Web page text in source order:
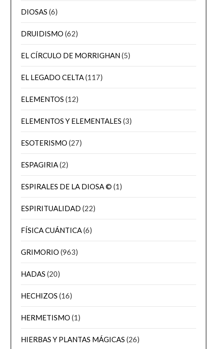
DIOSAS (6)
DRUIDISMO (62)
EL CÍRCULO DE MORRIGHAN(5)
EL LEGADO CELTA(117)
ELEMENTOS (12)
ELEMENTOS Y ELEMENTALES (3)
ESOTERISMO (27)
ESPAGIRIA(2)
ESPIRALES DE LA DIOSA © (1)
ESPIRITUALIDAD (22)
FÍSICA CUÁNTICA(6)
GRIMORIO (963)
HADAS (20)
HECHIZOS (16)
HERMETISMO (1)
HIERBAS Y PLANTAS MÁGICAS (26)